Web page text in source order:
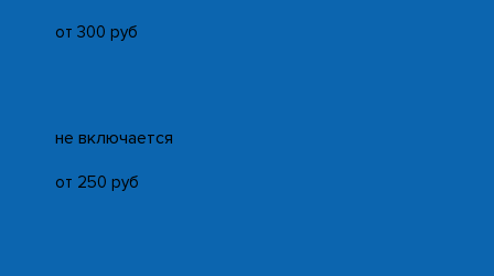
от 300 руб
не включается
от 250 руб